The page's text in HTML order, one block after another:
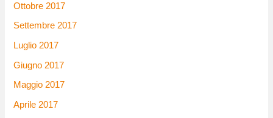
Ottobre 2017
Settembre 2017
Luglio 2017
Giugno 2017
Maggio 2017
Aprile 2017